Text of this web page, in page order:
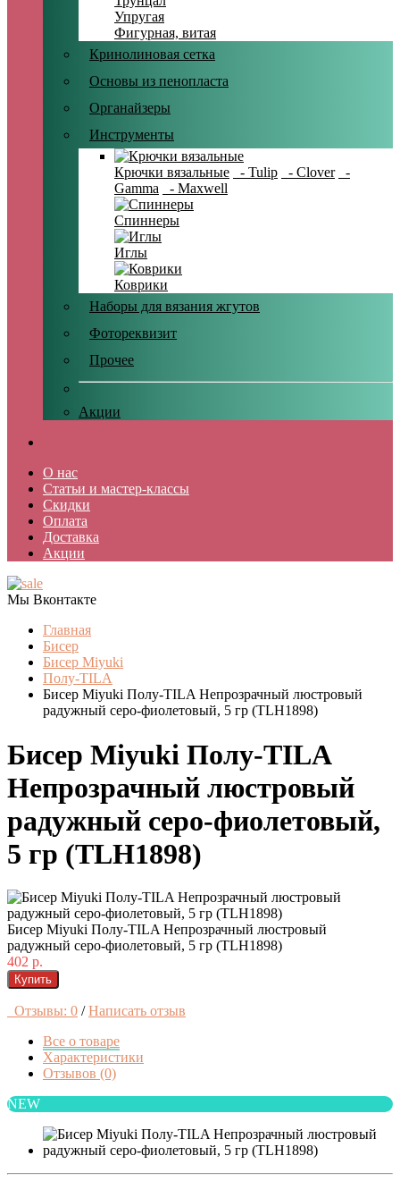
Упругая
Фигурная, витая
Кринолиновая сетка
Основы из пенопласта
Органайзеры
Инструменты
Крючки вязальные - Tulip - Clover
-
Gamma
- Maxwell
Спиннеры
Иглы
Коврики
Наборы для вязания жгутов
Фотореквизит
Прочее
Акции
О нас
Статьи и мастер-классы
Скидки
Оплата
Доставка
Акции
Мы Вконтакте
Главная
Бисер
Бисер Miyuki
Полу-TILA
Бисер Miyuki Полу-TILA Непрозрачный люстровый
радужный серо-фиолетовый, 5 гр (TLH1898)
Бисер Miyuki Полу-TILA
Непрозрачный люстровый
радужный серо-фиолетовый,
5 гр (TLH1898)
Бисер Miyuki Полу-TILA Непрозрачный люстровый
радужный серо-фиолетовый, 5 гр (TLH1898)
402 р.
Купить
Отзывы: 0 / Написать отзыв
Все о товаре
Характеристики
Отзывов (0)
NEW